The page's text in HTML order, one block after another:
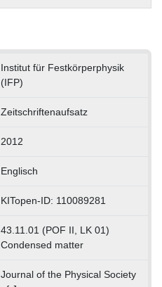
Institut für Festkörperphysik
(IFP)
Zeitschriftenaufsatz
2012
Englisch
KITopen-ID: 110089281
43.11.01 (POF II, LK 01)
Condensed matter
Journal of the Physical Society